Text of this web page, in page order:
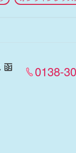
函 0138-